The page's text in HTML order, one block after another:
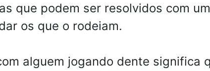
que podem ser resolvidos com
os que o rodeiam.
alguem jogando dente significa